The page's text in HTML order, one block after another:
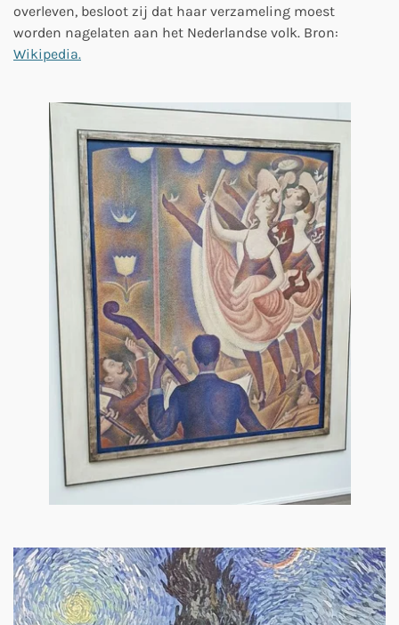
overleven, besloot zij dat haar verzameling moest
worden nagelaten aan het Nederlandse volk. Bron:
Wikipedia.